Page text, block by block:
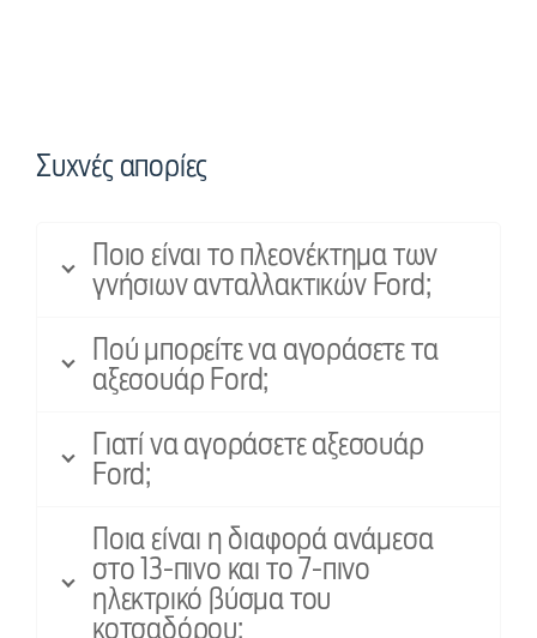
Συχνές απορίες
Ποιο είναι το πλεονέκτημα των
γνήσιων ανταλλακτικών Ford;
Πού μπορείτε να αγοράσετε τα
αξεσουάρ Ford;
Γιατί να αγοράσετε αξεσουάρ
Ford;
Ποια είναι η διαφορά ανάμεσα
στο 13-πινο και το 7-πινο
ηλεκτρικό βύσμα του
κοτσαδόρου;